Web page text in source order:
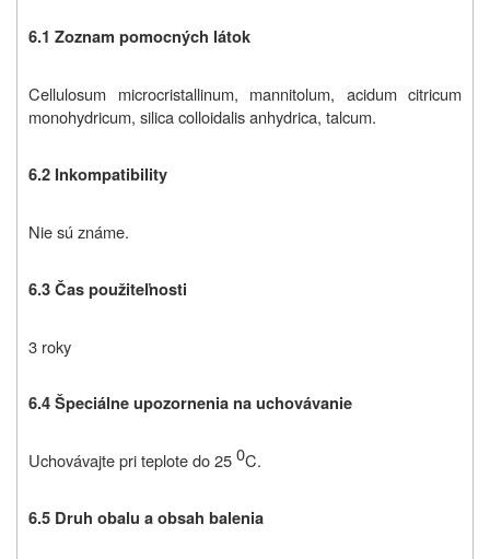
6.1 Zoznam pomocných látok
Cellulosum microcristallinum, mannitolum, acidum citricum
monohydricum, silica colloidalis anhydrica, talcum.
6.2 Inkompatibility
Nie sú známe.
6.3 Čas použiteľnosti
3 roky
6.4 Špeciálne upozornenia na uchovávanie
Uchovávajte pri teplote do 250C.
6.5 Druh obalu a obsah balenia